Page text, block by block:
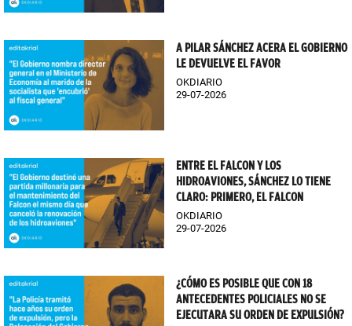
A PILAR SÁNCHEZ ACERA EL GOBIERNO
LE DEVUELVE EL FAVOR
OKDIARIO
29-07-2026
ENTRE EL FALCON Y LOS
HIDROAVIONES, SÁNCHEZ LO TIENE
CLARO: PRIMERO, EL FALCON
OKDIARIO
29-07-2026
¿CÓMO ES POSIBLE QUE CON 18
ANTECEDENTES POLICIALES NO SE
EJECUTARA SU ORDEN DE EXPULSIÓN?